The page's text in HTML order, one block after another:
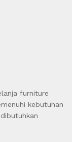
furniture
kebutuhan